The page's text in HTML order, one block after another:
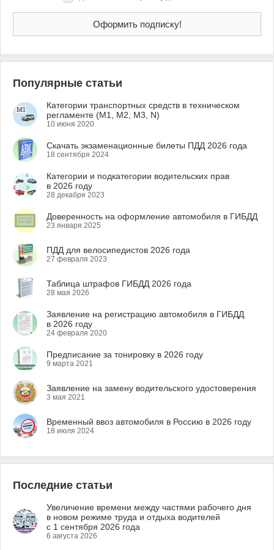
Популярные статьи
Категории транспортных средств в техническом
регламенте (M1, M2, M3, N)
10 июня 2020
Скачать экзаменационные билеты ПДД 2026 года
18 сентября 2024
Категории и подкатегории водительских прав
в 2026 году
28 декабря 2023
Доверенность на оформление автомобиля в ГИБДД
23 января 2025
ПДД для велосипедистов 2026 года
27 февраля 2023
Таблица штрафов ГИБДД 2026 года
28 мая 2026
Заявление на регистрацию автомобиля в ГИБДД
в 2026 году
24 февраля 2020
Предписание за тонировку в 2026 году
9 марта 2021
Заявление на замену водительского удостоверения
3 мая 2021
Временный ввоз автомобиля в Россию в 2026 году
18 июля 2024
Последние статьи
Увеличение времени между частями рабочего дня
в новом режиме труда и отдыха водителей
с 1 сентября 2026 года
6 августа 2026